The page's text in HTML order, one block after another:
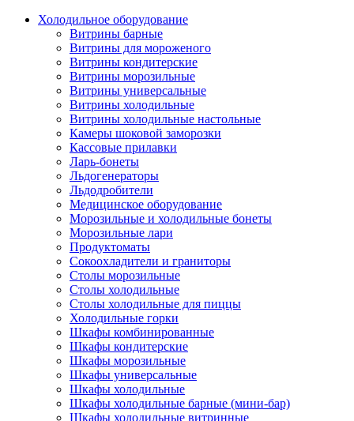
Холодильное оборудование
Витрины барные
Витрины для мороженого
Витрины кондитерские
Витрины морозильные
Витрины универсальные
Витрины холодильные
Витрины холодильные настольные
Камеры шоковой заморозки
Кассовые прилавки
Ларь-бонеты
Льдогенераторы
Льдодробители
Медицинское оборудование
Морозильные и холодильные бонеты
Морозильные лари
Продуктоматы
Сокоохладители и граниторы
Столы морозильные
Столы холодильные
Столы холодильные для пиццы
Холодильные горки
Шкафы комбинированные
Шкафы кондитерские
Шкафы морозильные
Шкафы универсальные
Шкафы холодильные
Шкафы холодильные барные (мини-бар)
Шкафы холодильные витринные